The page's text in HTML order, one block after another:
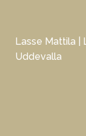
Lasse Mattila |
Uddevalla